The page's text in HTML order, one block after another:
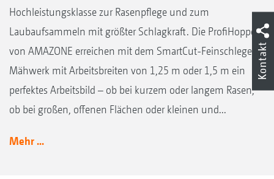
Hochleistungsklasse zur Rasenpflege und zum
Laubaufsammeln mit größter Schlagkraft. Die ProfiHopper
von AMAZONE erreichen mit dem SmartCut-Feinschlegel-
Mähwerk mit Arbeitsbreiten von 1,25 m oder 1,5 m ein
perfektes Arbeitsbild – ob bei kurzem oder langem Rasen,
ob bei großen, offenen Flächen oder kleinen und...
Mehr ...
Kontakt